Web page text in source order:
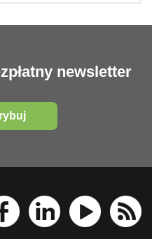
newsletter